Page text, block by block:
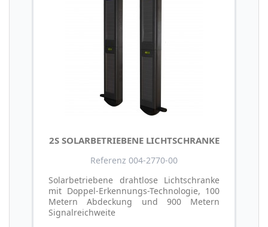
2S SOLARBETRIEBENE LICHTSCHRANKE
Referenz 004-2770-00
Solarbetriebene drahtlose Lichtschranke
mit Doppel-Erkennungs-Technologie, 100
Metern Abdeckung und 900 Metern
Signalreichweite